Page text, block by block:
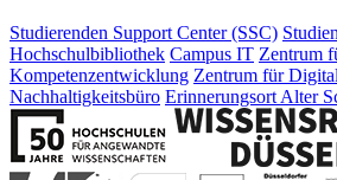
Studierenden Support Center (SSC)
Hochschulbibliothek Campus IT Zentrum
Kompetenzentwicklung Zentrum für
Nachhaltigkeitsbüro Erinnerungsort Alter